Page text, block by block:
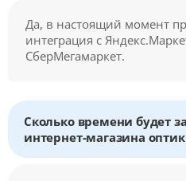
Да, в настоящий момент
интеграция с
СберМегамаркет.
Сколько времени будет
интернет-магазина